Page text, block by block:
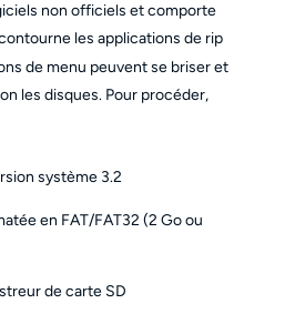
non officiels et comporte
les applications de rip
de menu peuvent se briser et
les disques. Pour procéder,
système 3.2
en FAT/FAT32 (2 Go ou
de carte SD